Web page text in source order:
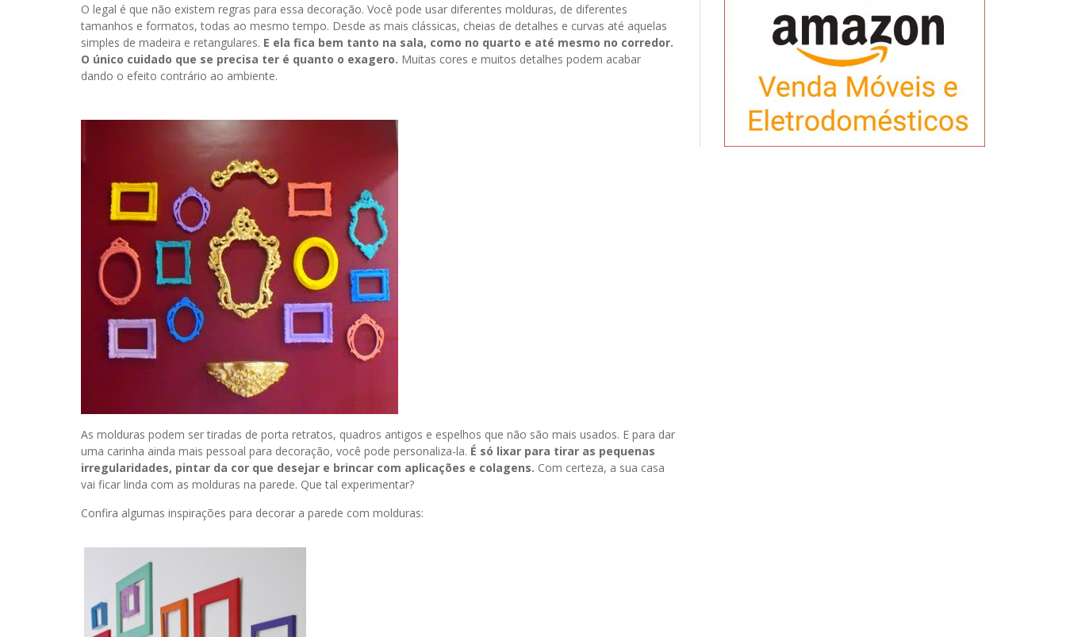
O legal é que não existem regras para essa decoração. Você pode usar diferentes molduras, de diferentes
tamanhos e formatos, todas ao mesmo tempo. Desde as mais clássicas, cheias de detalhes e curvas até aquelas
simples de madeira e retangulares. E ela fica bem tanto na sala, como no quarto e até mesmo no corredor.
O único cuidado que se precisa ter é quanto o exagero. Muitas cores e muitos detalhes podem acabar
dando o efeito contrário ao ambiente.
As molduras podem ser tiradas de porta retratos, quadros antigos e espelhos que não são mais usados. E para dar
uma carinha ainda mais pessoal para decoração, você pode personaliza-la. É só lixar para tirar as pequenas
irregularidades, pintar da cor que desejar e brincar com aplicações e colagens. Com certeza, a sua casa
vai ficar linda com as molduras na parede. Que tal experimentar?
Confira algumas inspirações para decorar a parede com molduras: